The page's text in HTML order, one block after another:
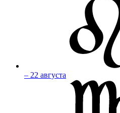
– 22 августа